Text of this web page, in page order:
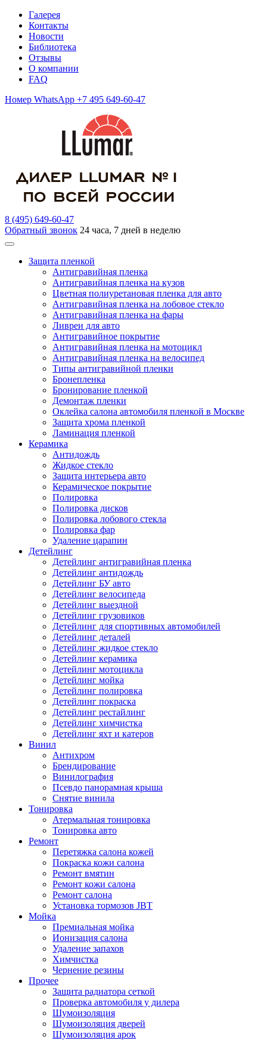
Галерея
Контакты
Новости
Библиотека
Отзывы
О компании
FAQ
Номер WhatsApp +7 495 649-60-47
8 (495) 649-60-47
Обратный звонок 24 часа, 7 дней в неделю
Защита пленкой
Антигравийная пленка
Антигравийная пленка на кузов
Цветная полиуретановая пленка для авто
Антигравийная пленка на лобовое стекло
Антигравийная пленка на фары
Ливреи для авто
Антигравийное покрытие
Антигравийная пленка на мотоцикл
Антигравийная пленка на велосипед
Типы антигравийной пленки
Бронепленка
Бронирование пленкой
Демонтаж пленки
Оклейка салона автомобиля пленкой в Москве
Защита хрома пленкой
Ламинация пленкой
Керамика
Антидождь
Жидкое стекло
Защита интерьера авто
Керамическое покрытие
Полировка
Полировка дисков
Полировка лобового стекла
Полировка фар
Удаление царапин
Детейлинг
Детейлинг антигравийная пленка
Детейлинг антидождь
Детейлинг БУ авто
Детейлинг велосипеда
Детейлинг выездной
Детейлинг грузовиков
Детейлинг для спортивных автомобилей
Детейлинг деталей
Детейлинг жидкое стекло
Детейлинг керамика
Детейлинг мотоцикла
Детейлинг мойка
Детейлинг полировка
Детейлинг покраска
Детейлинг рестайлинг
Детейлинг химчистка
Детейлинг яхт и катеров
Винил
Антихром
Брендирование
Винилография
Псевдо панорамная крыша
Снятие винила
Тонировка
Атермальная тонировка
Тонировка авто
Ремонт
Перетяжка салона кожей
Покраска кожи салона
Ремонт вмятин
Ремонт кожи салона
Ремонт салона
Установка тормозов JBT
Мойка
Премиальная мойка
Ионизация салона
Удаление запахов
Химчистка
Чернение резины
Прочее
Защита радиатора сеткой
Проверка автомобиля у дилера
Шумоизоляция
Шумоизоляция дверей
Шумоизоляция арок